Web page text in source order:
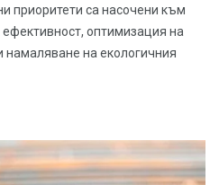
приоритети са насочени към
оптимизация на
намаляване на екологичния